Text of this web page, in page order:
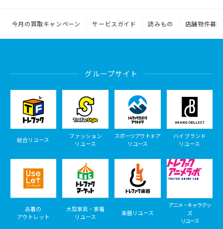
今月の買取キャンペーン サービスガイド 読みもの 店舗物件募集
グループサイト
総合リユース
ファッション
リユース
スポーツアウトドア
リユース
ハイブランド
リユース
古着の
アウトレット
大型家具・家電
リユース
楽器リユース
アニメ・キャラグッ
ズ
リユース